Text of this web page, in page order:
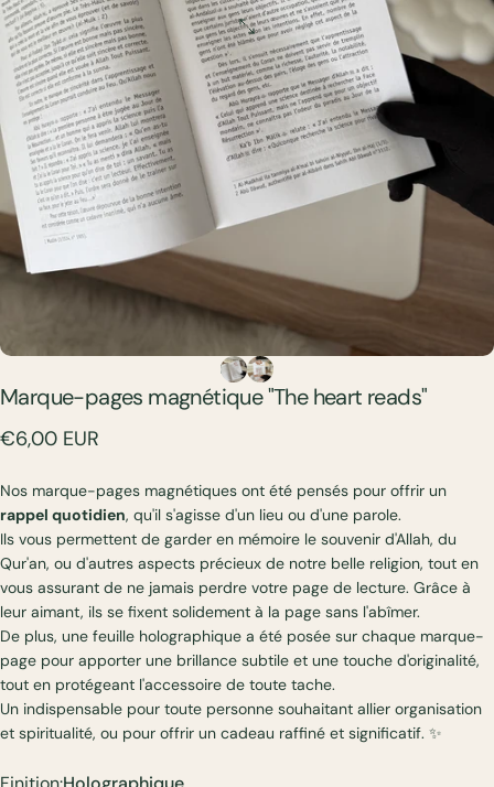
Marque-pages magnétique"The heart reads"
€6,00 EUR
Nos marque-pages magnétiques ont été pensés pour offrir un
rappel quotidien, qu'il s'agisse d'un lieu ou d'une parole.
Ils vous permettent de garder en mémoire le souvenir d'Allah, du
Qur'an, ou d'autres aspects précieux de notre belle religion, tout en
vous assurant de ne jamais perdre votre page de lecture. Grâce à
leur aimant, ils se fixent solidement à la page sans l'abîmer.
De plus, une feuille holographique a été posée sur chaque marque-
page pour apporter une brillance subtile et une touche d'originalité,
tout en protégeant l'accessoire de toute tache.
Un indispensable pour toute personne souhaitant allier organisation
et spiritualité, ou pour offrir un cadeau raffiné et significatif. ✨
Finition